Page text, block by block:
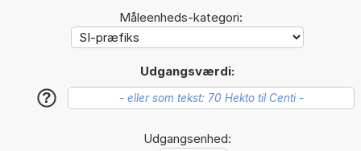
Måleenheds-kategori:
Udgangsværdi:
?
Udgangsenhed: